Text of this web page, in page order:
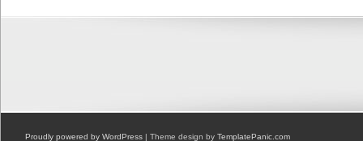
Proudly powered by WordPress | Theme design by TemplatePanic.com